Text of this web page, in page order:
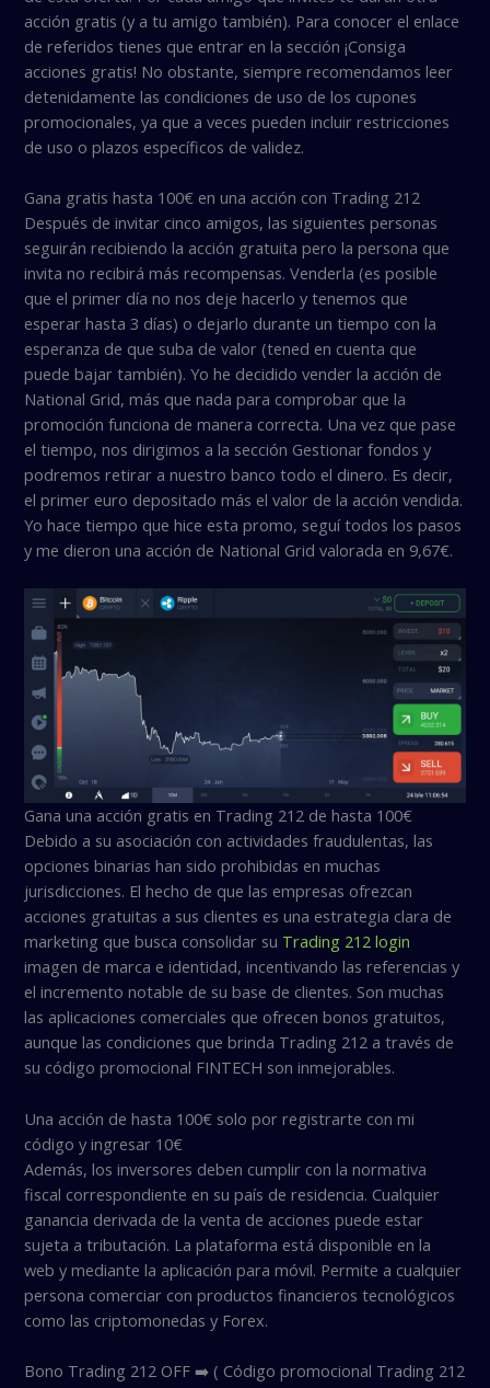
acción gratis (y a tu amigo también). Para conocer el enlace
de referidos tienes que entrar en la sección ¡Consiga
acciones gratis! No obstante, siempre recomendamos leer
detenidamente las condiciones de uso de los cupones
promocionales, ya que a veces pueden incluir restricciones
de uso o plazos específicos de validez.
Gana gratis hasta 100€ en una acción con Trading 212
Después de invitar cinco amigos, las siguientes personas
seguirán recibiendo la acción gratuita pero la persona que
invita no recibirá más recompensas. Venderla (es posible
que el primer día no nos deje hacerlo y tenemos que
esperar hasta 3 días) o dejarlo durante un tiempo con la
esperanza de que suba de valor (tened en cuenta que
puede bajar también). Yo he decidido vender la acción de
National Grid, más que nada para comprobar que la
promoción funciona de manera correcta. Una vez que pase
el tiempo, nos dirigimos a la sección Gestionar fondos y
podremos retirar a nuestro banco todo el dinero. Es decir,
el primer euro depositado más el valor de la acción vendida.
Yo hace tiempo que hice esta promo, seguí todos los pasos
y me dieron una acción de National Grid valorada en 9,67€.
Gana una acción gratis en Trading 212 de hasta 100€
Debido a su asociación con actividades fraudulentas, las
opciones binarias han sido prohibidas en muchas
jurisdicciones. El hecho de que las empresas ofrezcan
acciones gratuitas a sus clientes es una estrategia clara de
marketing que busca consolidar su Trading 212 login
imagen de marca e identidad, incentivando las referencias y
el incremento notable de su base de clientes. Son muchas
las aplicaciones comerciales que ofrecen bonos gratuitos,
aunque las condiciones que brinda Trading 212 a través de
su código promocional FINTECH son inmejorables.
Una acción de hasta 100€ solo por registrarte con mi
código y ingresar 10€
Además, los inversores deben cumplir con la normativa
fiscal correspondiente en su país de residencia. Cualquier
ganancia derivada de la venta de acciones puede estar
sujeta a tributación. La plataforma está disponible en la
web y mediante la aplicación para móvil. Permite a cualquier
persona comerciar con productos financieros tecnológicos
como las criptomonedas y Forex.
Bono Trading 212 OFF ➡️ ( Código promocional Trading 212